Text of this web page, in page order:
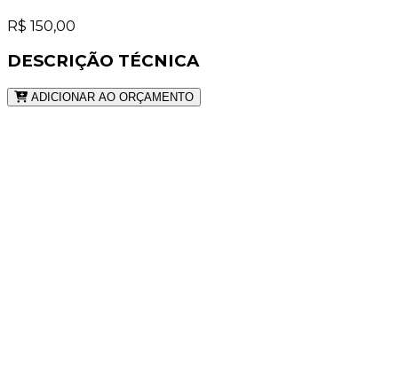
R$ 150,00
DESCRIÇÃO TÉCNICA
ADICIONAR AO ORÇAMENTO